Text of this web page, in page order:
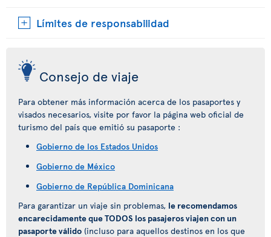
Límites de responsabilidad
Consejo de viaje
Para obtener más información acerca de los pasaportes y
visados necesarios, visite por favor la página web oficial de
turismo del país que emitió su pasaporte :
Gobierno de los Estados Unidos
Gobierno de México
Gobierno de República Dominicana
Para garantizar un viaje sin problemas, le recomendamos
encarecidamente que TODOS los pasajeros viajen con un
pasaporte válido (incluso para aquellos destinos en los que